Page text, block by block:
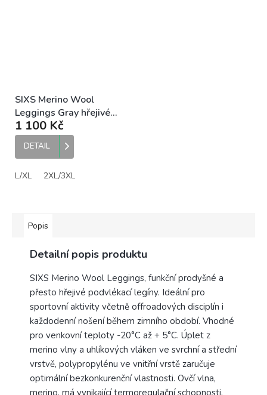
SIXS Merino Wool
Leggings Gray hřejivé
legíny z merino vlny
1 100 Kč
DETAIL
L/XL 2XL/3XL
Popis
Detailní popis produktu
SIXS Merino Wool Leggings, funkční prodyšné a
přesto hřejivé podvlékací legíny. Ideální pro
sportovní aktivity včetně offroadových disciplín i
každodenní nošení během zimního období. Vhodné
pro venkovní teploty -20°C až + 5°C. Úplet z
merino vlny a uhlíkových vláken ve svrchní a střední
vrstvě, polypropylénu ve vnitřní vrstě zaručuje
optimální bezkonkurenční vlastnosti. Ovčí vlna,